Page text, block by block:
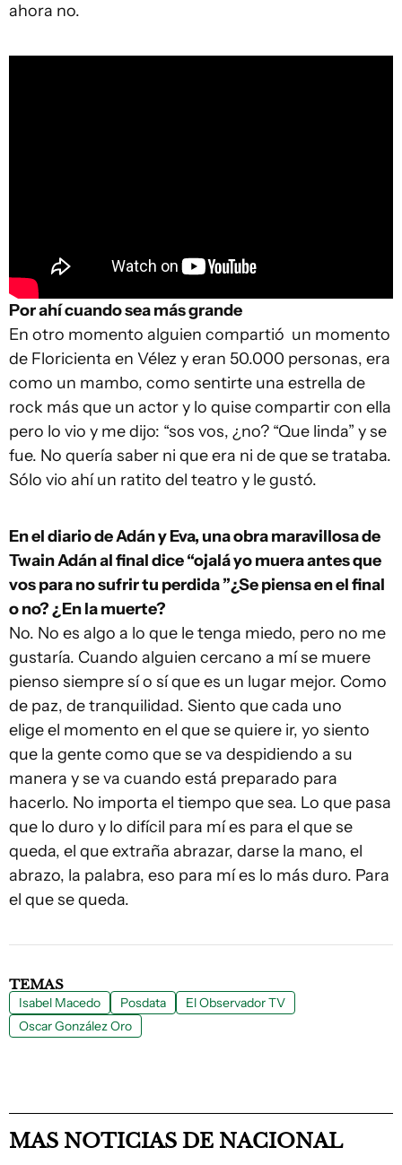
ahora no.
Por ahí cuando sea más grande
En otro momento alguien compartió un momento
de Floricienta en Vélez y eran 50.000 personas, era
como un mambo, como sentirte una estrella de
rock más que un actor y lo quise compartir con ella
pero lo vio y me dijo: “sos vos, ¿no? “Que linda” y se
fue. No quería saber ni que era ni de que se trataba.
Sólo vio ahí un ratito del teatro y le gustó.
En el diario de Adán y Eva, una obra maravillosa de
Twain Adán al final dice “ojalá yo muera antes que
vos para no sufrir tu perdida ”¿Se piensa en el final
o no? ¿En la muerte?
No. No es algo a lo que le tenga miedo, pero no me
gustaría. Cuando alguien cercano a mí se muere
pienso siempre sí o sí que es un lugar mejor. Como
de paz, de tranquilidad. Siento que cada uno
elige el momento en el que se quiere ir, yo siento
que la gente como que se va despidiendo a su
manera y se va cuando está preparado para
hacerlo. No importa el tiempo que sea. Lo que pasa
que lo duro y lo difícil para mí es para el que se
queda, el que extraña abrazar, darse la mano, el
abrazo, la palabra, eso para mí es lo más duro. Para
el que se queda.
TEMAS
Isabel Macedo Posdata
El Observador TV
Oscar González Oro
MAS NOTICIAS DE NACIONAL